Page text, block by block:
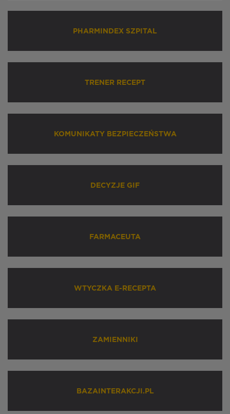
PHARMINDEX SZPITAL
TRENER RECEPT
KOMUNIKATY BEZPIECZEŃSTWA
DECYZJE GIF
FARMACEUTA
WTYCZKA E-RECEPTA
ZAMIENNIKI
BAZAINTERAKCJI.PL